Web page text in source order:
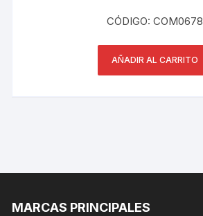
CÓDIGO: COM0678
AÑADIR AL CARRITO
MARCAS PRINCIPALES